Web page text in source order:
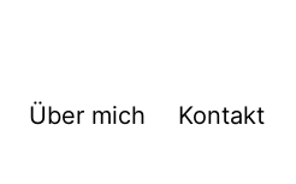
Über mich Kontakt